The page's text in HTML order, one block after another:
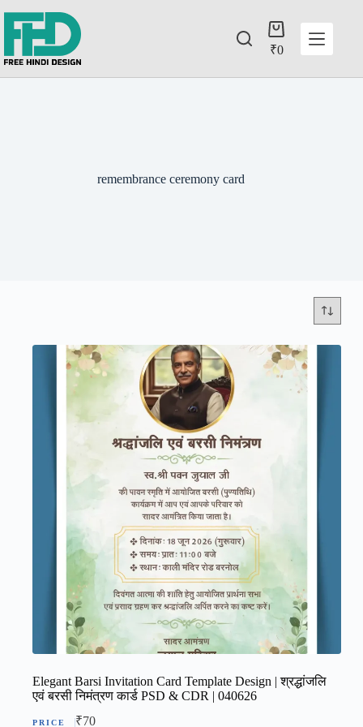
₹0
remembrance ceremony card
Elegant Barsi Invitation Card Template Design | श्रद्धांजलि
एवं बरसी निमंत्रण कार्ड PSD & CDR | 040626
₹70